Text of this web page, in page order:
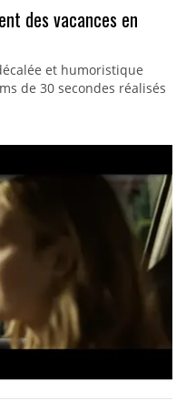
des vacances en
et humoristique
de 30 secondes réalisés